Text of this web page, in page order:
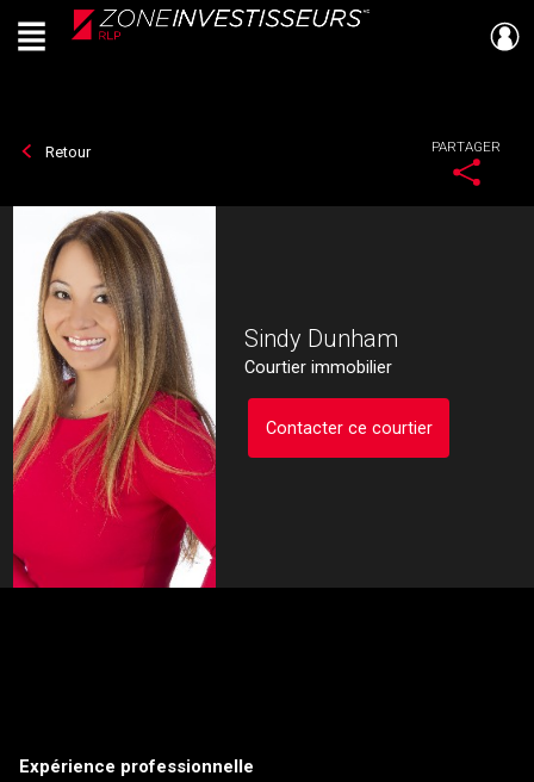
Live
En Direct
Menu
Retour PARTAGER
Sindy Dunham
Courtier immobilier
Contacter ce courtier
et
Expérience professionnelle